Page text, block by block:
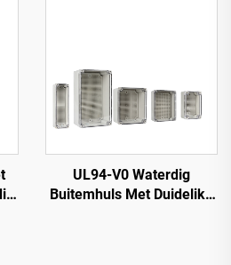
UL94-V0 Waterdig
Buitemhuls Met Duidelike